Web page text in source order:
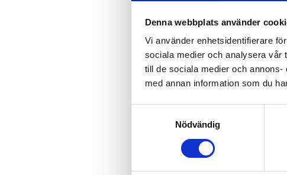
Denna webbplats använder
Vi använder enhetsidentifierare
sociala medier och analysera vår
till de sociala medier och
med annan information som du
Nödvändig